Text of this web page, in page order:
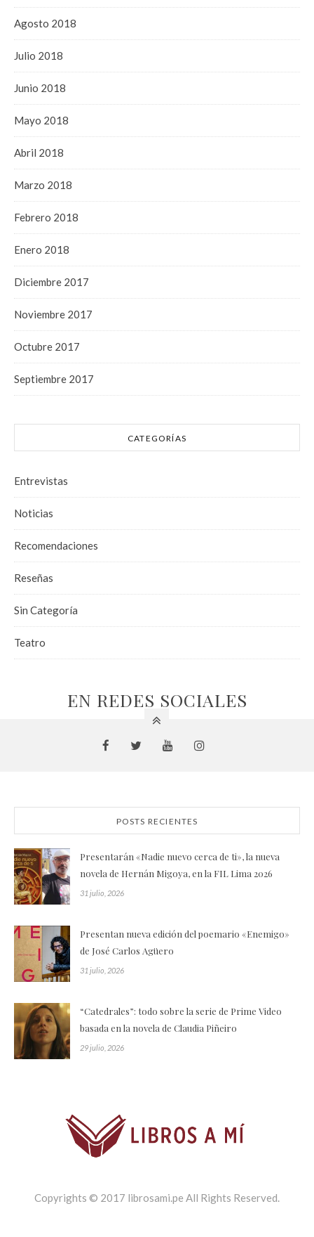
Agosto 2018
Julio 2018
Junio 2018
Mayo 2018
Abril 2018
Marzo 2018
Febrero 2018
Enero 2018
Diciembre 2017
Noviembre 2017
Octubre 2017
Septiembre 2017
CATEGORÍAS
Entrevistas
Noticias
Recomendaciones
Reseñas
Sin Categoría
Teatro
EN REDES SOCIALES
POSTS RECIENTES
Presentarán «Nadie nuevo cerca de ti», la nueva
novela de Hernán Migoya, en la FIL Lima 2026
31 julio, 2026
Presentan nueva edición del poemario «Enemigo»
de José Carlos Agüero
31 julio, 2026
“Catedrales”: todo sobre la serie de Prime Video
basada en la novela de Claudia Piñeiro
29 julio, 2026
Copyrights © 2017 librosami.pe All Rights Reserved.